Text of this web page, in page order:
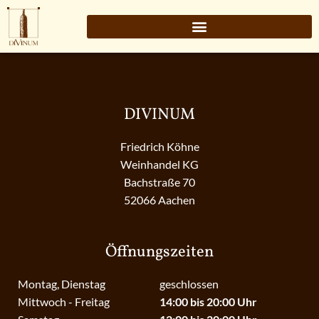
DIVINUM
Friedrich Köhne
Weinhandel KG
Bachstraße 70
52066 Aachen
Öffnungszeiten
Montag, Dienstag
Mittwoch - Freitag
geschlossen
14:00 bis 20:00 Uhr